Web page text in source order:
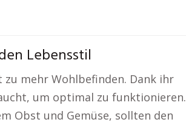
Lebensstil
mehr Wohlbefinden. Dank ihr
um optimal zu funktionieren.
Obst und Gemüse, sollten den